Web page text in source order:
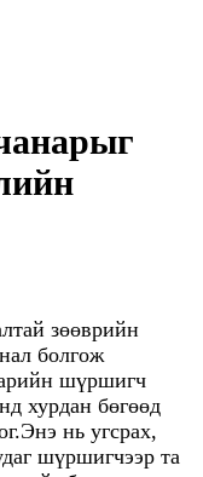
зөөврийн
болгож
шүршигч
хурдан бөгөөд
нь угсрах,
шүршигчээр та